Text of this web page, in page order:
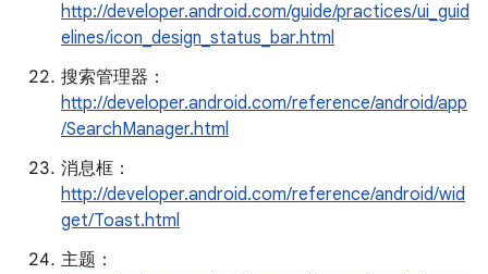
http://developer.android.com/guide/practices/ui_guid
elines/icon_design_status_bar.html
搜索管理器：
http://developer.android.com/reference/android/app
/SearchManager.html
消息框：
http://developer.android.com/reference/android/wid
get/Toast.html
主题：